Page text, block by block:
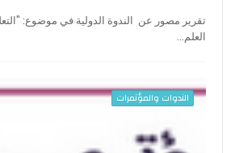
تقرير مصور عن الندوة الدولية في موضوع:
العلم…
الندوات والمؤتمرات